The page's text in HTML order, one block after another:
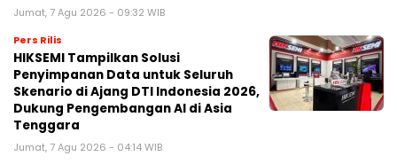
Jumat, 7 Agu 2026 - 09:32 WIB
Pers Rilis
HIKSEMI Tampilkan Solusi
Penyimpanan Data untuk Seluruh
Skenario di Ajang DTI Indonesia 2026,
Dukung Pengembangan AI di Asia
Tenggara
Jumat, 7 Agu 2026 - 04:14 WIB